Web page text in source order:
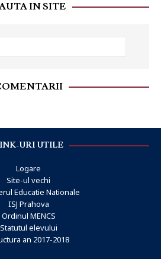
IN SITE
URI UTILE
Logare
Site-ul vechi
Educatie Nationale
ISJ Prahova
Ordinul MENCS
Statutul elevului
an 2017-2018